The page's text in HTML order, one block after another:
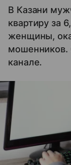
В Казани
квартиру за
женщины,
мошенников.
канале.